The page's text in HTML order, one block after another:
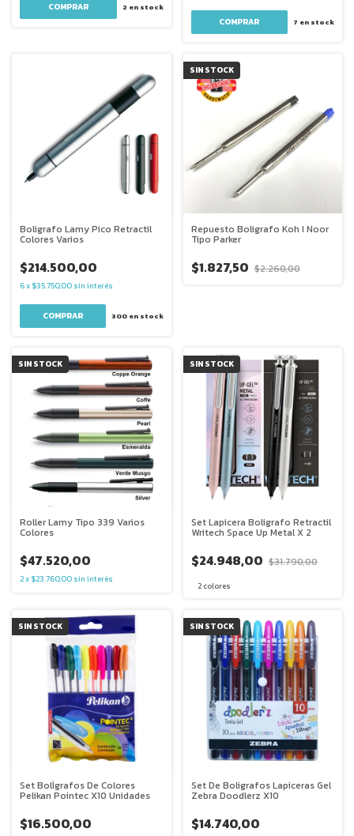
COMPRAR 2 en stock
COMPRAR 7 en stock
Boligrafo Lamy Pico Retractil
Colores Varios
$214.500,00
6x $35.750,00 sin interés
300en stock
SIN STOCK
Repuesto Boligrafo Koh I Noor
Tipo Parker
$1.827,50 $2.260,00
SIN STOCK
Roller Lamy Tipo 339 Varios
Colores
$47.520,00
2x $23.760,00 sin interés
SIN STOCK
Set Lapicera Boligrafo Retractil
Writech Space Up Metal X 2
$24.948,00 $31.790,00
2 colores
SIN STOCK
Set BolÌgrafos De Colores
Pelikan Pointec X10 Unidades
$16.500,00
SIN STOCK
Set De Boligrafos Lapiceras Gel
Zebra Doodlerz X10
$14.740,00